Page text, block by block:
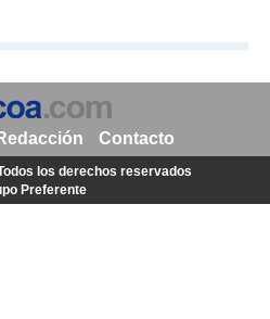
Contacto
los derechos reservados
Preferente